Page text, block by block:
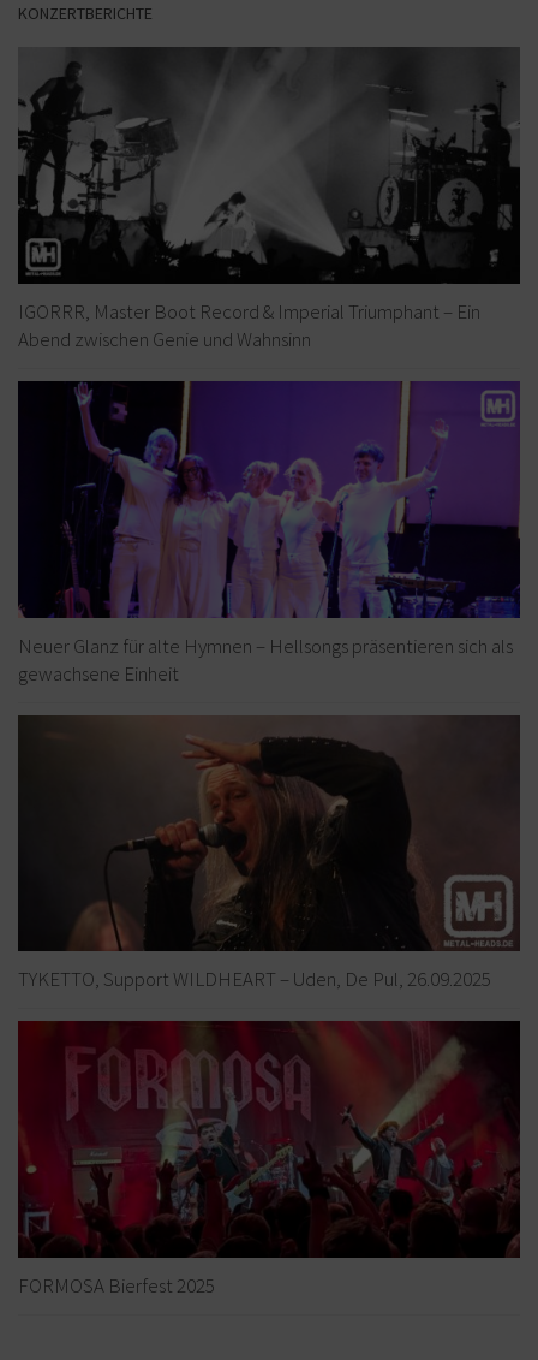
KONZERTBERICHTE
IGORRR, Master Boot Record & Imperial Triumphant – Ein
Abend zwischen Genie und Wahnsinn
Neuer Glanz für alte Hymnen – Hellsongs präsentieren sich als
gewachsene Einheit
TYKETTO, Support WILDHEART – Uden, De Pul, 26.09.2025
FORMOSA Bierfest 2025